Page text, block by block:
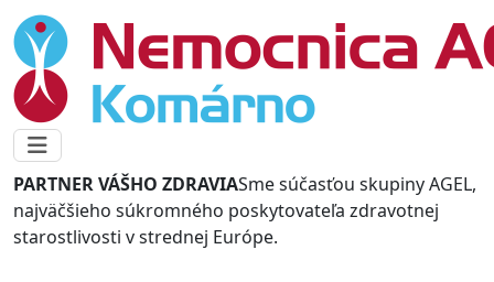
PARTNER VÁŠHO ZDRAVIASme súčasťou skupiny AGEL,
najväčšieho súkromného poskytovateľa zdravotnej
starostlivosti v strednej Európe.